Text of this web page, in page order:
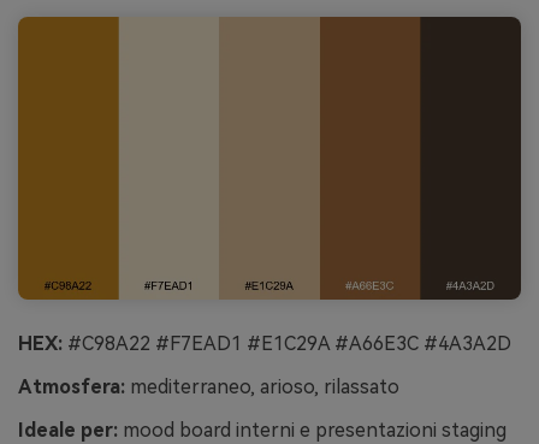
HEX: #C98A22 #F7EAD1 #E1C29A #A66E3C #4A3A2D
Atmosfera: mediterraneo, arioso, rilassato
Ideale per: mood board interni e presentazioni staging